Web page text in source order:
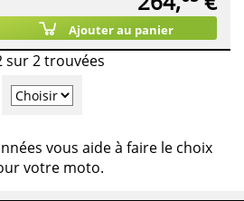
Ajouter au panier
sur 2 trouvées
vous aide à faire le choix
votre moto.